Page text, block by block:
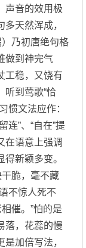
声音的效用极
天然浑成，
）乃初唐绝句格
做到神完气
工稳，又饶有
听到莺歌“恰
惯文法应作：
连”、“自在”提
在语意上强调
新颖多变。
脆，毫不藏
不惊人死不
催。”怕的是
落，花蕊的慢
加倍写法，